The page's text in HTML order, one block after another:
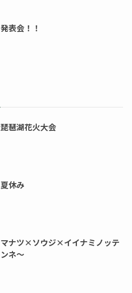
発表会！！
琵琶湖花火大会
夏休み
マナツ×ソウジ×イイナミノッテ
ンネ～